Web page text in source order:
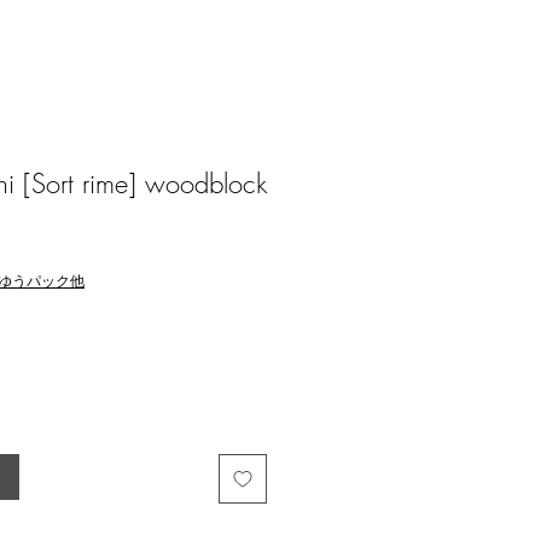
[Sort rime] woodblock
うパック他